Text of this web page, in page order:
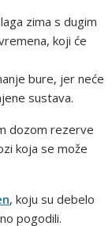
zima s dugim
koji će
bure, jer neće
sustava.
dozom rezerve
koja se može
, koju su debelo
pogodili.